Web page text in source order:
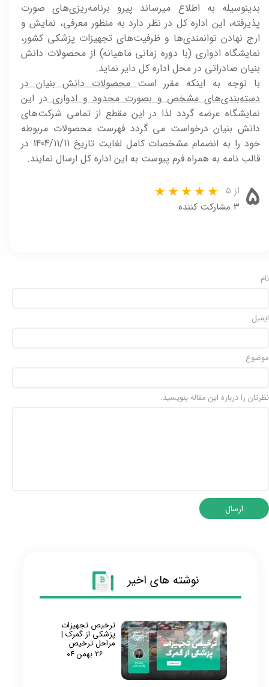
بدینوسیله به اطلاع میرساند پیرو برنامه‌ریزی‌های صورت
پذیرفته، این اداره کل در نظر دارد به منظور معرفی، نمایش و
ارج نهادن توانمندی‌ها و ظرفیت‌های تجهیزات پزشکی کشور،
نمایشگاه ادواری (با دوره زمانی ماهیانه) از محصولات دانش
بنیان صادراتی در محل اداره کل دایر نماید.
با توجه به اینکه مقرر استمحصولات دانش بنیان در
دسته‌بندی‌های مشخص و بصورت محدود و ادواریدر این
نمایشگاه عرضه گردد لذا در این مقطع از تمامی شرکت‌های
دانش بنیان درخواست می گردد فهرست محصولات مربوطه
خود را به انضمام مشخصات کامل لغایت تاریخ 1404/11/11 در
قالب نامه به همراه فرم پیوست به این اداره کل ارسال نمایند.
۵ از ۵
۳ مشارکت کننده
نام
ایمیل
موضوع
نظرتان را درباره این مقاله بنویسید.
ارسال
نوشته های اخیر
ترخیص تجهیزات
پزشکی از گمرک |
مراحل ترخیص
۲۶ بهمن ۰۴